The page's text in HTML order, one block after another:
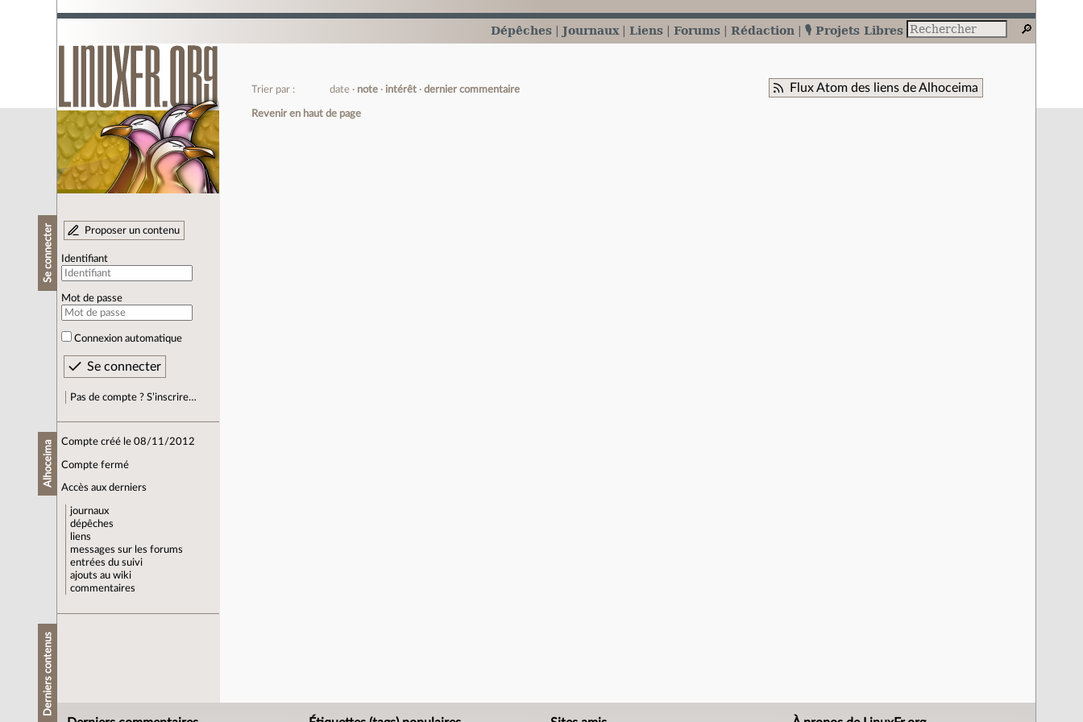
Dépêches Journaux Liens Forums Rédaction 🎙️ Projets Libres
Se connecter Proposer un contenu
Identifiant
Mot de passe
Connexion automatique
Pas de compte ? S’inscrire…
Alhoceima Compte créé le 08/11/2012
Compte fermé
Accès aux derniers
journaux
dépêches
liens
messages sur les forums
entrées du suivi
ajouts au wiki
commentaires
Derniers contenus
Flux Atom des liens de Alhoceima
Trier par : date note intérêt dernier commentaire
Revenir en haut de page